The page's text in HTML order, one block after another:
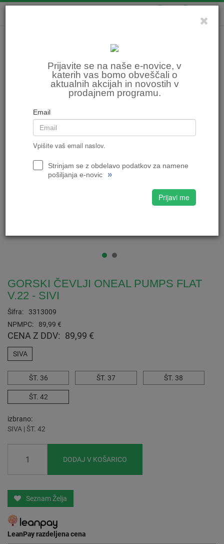
Prijavite se na naše e-novice, v
katerih vas bomo obveščali o
aktualnih akcijah in novostih v
prodajnem programu.
Email
Vpišite vaš email naslov.
Strinjam se z obdelavo podatkov za namene
pošiljanja e-novic
»
Prijavi me
GORSKI ČEVLJI ONEAL PUMPS FLAT
V.22 - SIVI
Šifra:
3313009
NPMPC:
89,99 €
CENA Z DDV: 89,99 €
SIVA
ŠT. 36 ŠT. 37 ŠT. 38
ŠT. 42
izbrano
SIVA | ŠT. 42
DODAJ V KOŠARICO
Seznam Želja
LeanPay razdeljena cena